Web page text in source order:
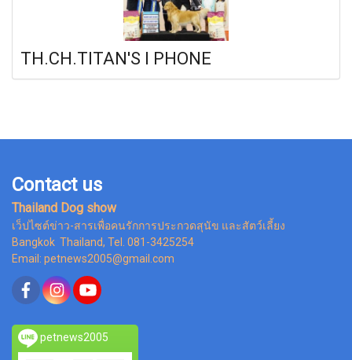
TH.CH.TITAN'S I PHONE
Contact us
Thailand Dog show
เว็ปไซต์ข่าว-สารเพื่อคนรักการประกวดสุนัข และสัตว์เลี้ยง
Bangkok Thailand, Tel. 081-3425254
Email: petnews2005@gmail.com
petnews2005